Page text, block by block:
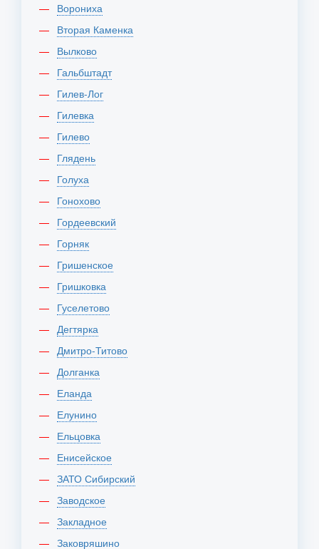
Ворониха
Вторая Каменка
Вылково
Гальбштадт
Гилев-Лог
Гилевка
Гилево
Глядень
Голуха
Гонохово
Гордеевский
Горняк
Гришенское
Гришковка
Гуселетово
Дегтярка
Дмитро-Титово
Долганка
Еланда
Елунино
Ельцовка
Енисейское
ЗАТО Сибирский
Заводское
Закладное
Заковряшино